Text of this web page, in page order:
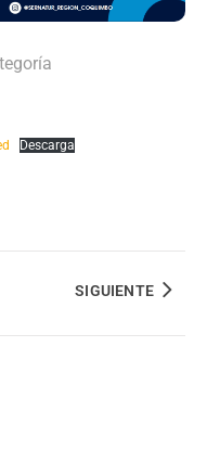
Descarga
SIGUIENTE